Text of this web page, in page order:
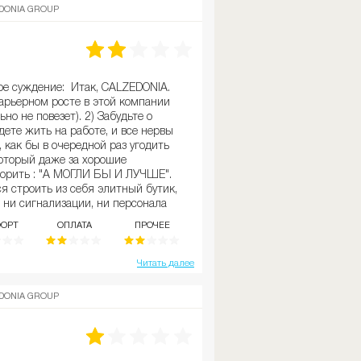
обещают прислать
рабочий день). Сама
убиваются в хлам. Я думаю, есть
скандал, дабы внести
либо тихо уйти, либо
в страхе и лицемерии.
GROUP
суждение: Итак, CALZEDONIA.
росте в этой компании
не повезет). 2) Забудьте о
жить на работе, и все нервы
как бы в очередной раз угодить
даже за хорошие
: "А МОГЛИ БЫ И ЛУЧШЕ".
строить из себя элитный бутик,
сигнализации, ни персонала
4 )Эира менеджеры
не довольные, буду
разговоры о том что вы
к каждому покупателю как он
Да, вы будете приставать к
вас посылают. Впарить как
ОПЛАТА ПРОЧЕЕ
Читать далее
GROUP